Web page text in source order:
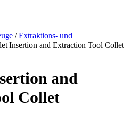
/ Extraktions- und
Insertion and Extraction Tool Collet
and
Collet